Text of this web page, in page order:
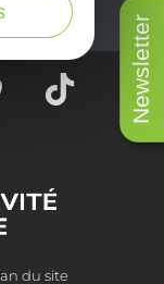
Newsletter
du site